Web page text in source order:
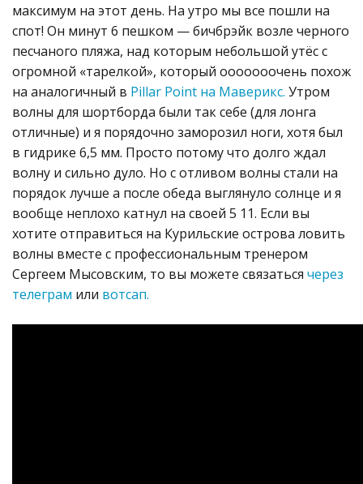
максимум на этот день. На утро мы все пошли на
спот! Он минут 6 пешком — бичбрэйк возле черного
песчаного пляжа, над которым небольшой утёс с
огромной «тарелкой», который ооооооочень похож
на аналогичный в Pillar Point на Маверикс. Утром
волны для шортборда были так себе (для лонга
отличные) и я порядочно заморозил ноги, хотя был
в гидрике 6,5 мм. Просто потому что долго ждал
волну и сильно дуло. Но с отливом волны стали на
порядок лучше а после обеда выглянуло солнце и я
вообще неплохо катнул на своей 5 11. Если вы
хотите отправиться на Курильские острова ловить
волны вместе с профессиональным тренером
Сергеем Мысовским, то вы можете связаться через
телеграм или вотсап.